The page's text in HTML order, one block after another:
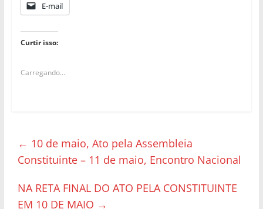
E-mail
Curtir isso:
Carregando...
← 10 de maio, Ato pela Assembleia
Constituinte – 11 de maio, Encontro Nacional
NA RETA FINAL DO ATO PELA CONSTITUINTE
EM 10 DE MAIO →